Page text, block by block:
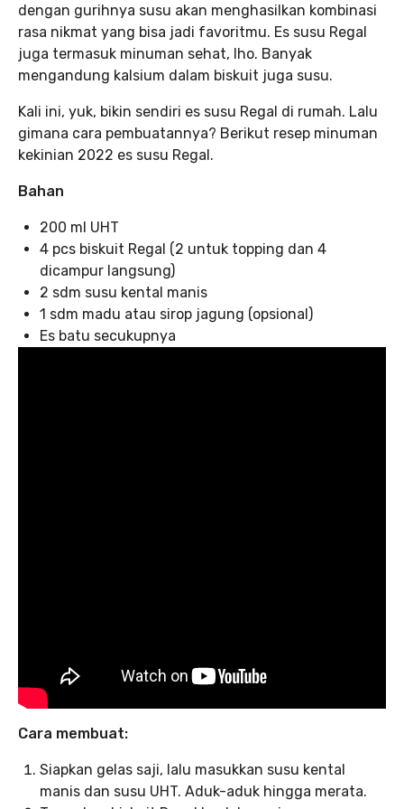
dengan gurihnya susu akan menghasilkan kombinasi
rasa nikmat yang bisa jadi favoritmu. Es susu Regal
juga termasuk minuman sehat, lho. Banyak
mengandung kalsium dalam biskuit juga susu.
Kali ini, yuk, bikin sendiri es susu Regal di rumah. Lalu
gimana cara pembuatannya? Berikut resep minuman
kekinian 2022 es susu Regal.
Bahan
200 ml UHT
4 pcs biskuit Regal (2 untuk topping dan 4
dicampur langsung)
2 sdm susu kental manis
1 sdm madu atau sirop jagung (opsional)
Es batu secukupnya
Cara membuat:
Siapkan gelas saji, lalu masukkan susu kental
manis dan susu UHT. Aduk-aduk hingga merata.